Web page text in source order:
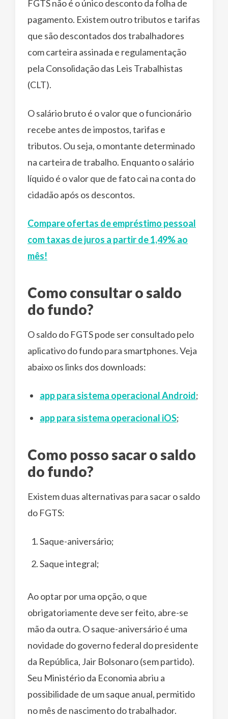
FGTS não é o único desconto da folha de
pagamento. Existem outro tributos e tarifas
que são descontados dos trabalhadores
com carteira assinada e regulamentação
pela Consolidação das Leis Trabalhistas
(CLT).
O salário bruto é o valor que o funcionário
recebe antes de impostos, tarifas e
tributos. Ou seja, o montante determinado
na carteira de trabalho. Enquanto o salário
líquido é o valor que de fato cai na conta do
cidadão após os descontos.
Compare ofertas de empréstimo pessoal
com taxas de juros a partir de 1,49% ao
mês!
Como consultar o saldo
do fundo?
O saldo do FGTS pode ser consultado pelo
aplicativo do fundo para smartphones. Veja
abaixo os links dos downloads:
app para sistema operacional Android;
app para sistema operacional iOS;
Como posso sacar o saldo
do fundo?
Existem duas alternativas para sacar o saldo
do FGTS:
Saque-aniversário;
Saque integral;
Ao optar por uma opção, o que
obrigatoriamente deve ser feito, abre-se
mão da outra. O saque-aniversário é uma
novidade do governo federal do presidente
da República, Jair Bolsonaro (sem partido).
Seu Ministério da Economia abriu a
possibilidade de um saque anual, permitido
no mês de nascimento do trabalhador.